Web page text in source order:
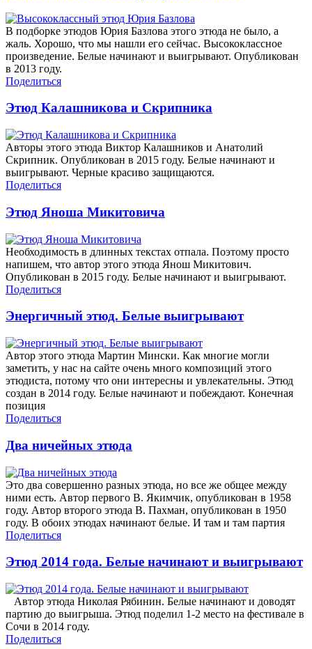
В подборке этюдов Юрия Базлова этого этюда не было, а
жаль. Хорошо, что мы нашли его сейчас. Высококлассное
произведение. Белые начинают и выигрывают. Опубликован
в 2013 году.
Поделиться
Этюд Калашникова и Скрипника
Авторы этого этюда Виктор Калашников и Анатолий
Скрипник. Опубликован в 2015 году. Белые начинают и
выигрывают. Черные красиво защищаются.
Поделиться
Этюд Яноша Микитовича
Необходимость в длинных текстах отпала. Поэтому просто
напишем, что автор этого этюда Янош Микитович.
Опубликован в 2015 году. Белые начинают и выигрывают.
Поделиться
Энергичный этюд. Белые выигрывают
Автор этого этюда Мартин Мински. Как многие могли
заметить, у нас на сайте очень много композиций этого
этюдиста, потому что они интересны и увлекательны. Этюд
создан в 2014 году. Белые начинают и побеждают. Конечная
позиция
Поделиться
Два ничейных этюда
Это два совершенно разных этюда, но все же общее между
ними есть. Автор первого В. Якимчик, опубликован в 1958
году. Автор второго этюда В. Пахман, опубликован в 1950
году. В обоих этюдах начинают белые. И там и там партия
Поделиться
Этюд 2014 года. Белые начинают и выигрывают
Автор этюда Николая Рябинин. Белые начинают и доводят
партию до выигрыша. Этюд поделил 1-2 место на фестивале в
Сочи в 2014 году.
Поделиться